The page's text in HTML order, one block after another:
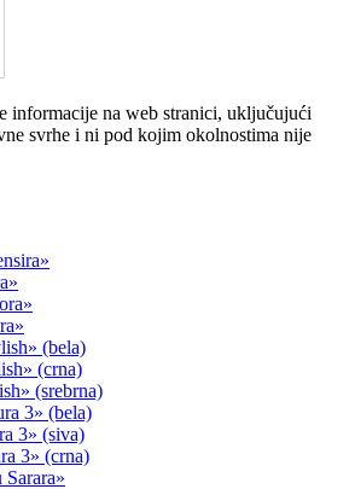
informacije na web stranici, uključujući
svrhe i ni pod kojim okolnostima nije
(bela)
(crna)
(srebrna)
3» (bela)
3» (siva)
3» (crna)